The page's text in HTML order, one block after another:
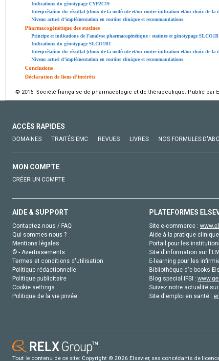
Indications du génotypage CYP2C19
Interprétation du résultat (choix de la molécule et/ou contre-indication et/ou choix de la
Niveau actuel d’implémentation en routine clinique et recommandations
Pharmacogénétique des statines
Principe et indications de l’analyse pharmacogénétique : statines et génotypage
Indications du génotypage SLCO1B1
Interprétation du résultat (choix de la molécule et/ou contre-indication et/ou choix de la
Niveau actuel d’implémentation en routine clinique et recommandations
Conclusions
Déclaration de liens d’intérêts
© 2016 Société française de pharmacologie et de thérapeutique. Publié par
ACCÈS RAPIDES
DOMAINES TRAITÉS EMC REVUES LIVRES NOS FORMULES
MON COMPTE
CRÉER UN COMPTE
AIDE & SUPPORT
Contactez-nous / FAQ
Qui sommes-nous ?
Mentions légales
© - Avertissements
Termes et conditions d'utilisation
Politique rédactionnelle
Politique publicitaire
Cookie settings
Politique de la vie privée
PLATEFORMES
Site e-commerce :
Aide à la pratique
Portail pour les
Site d'information sur
E-learning pour les
Bibliothèque d'e-books
Blog special IFSI :
Suivez notre actualité
Site d'emploi en santé :
Tout le contenu de ce site: Copyright © 2026 Elsevier, ses concédants de